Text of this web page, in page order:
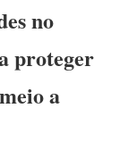
no
proteger
a